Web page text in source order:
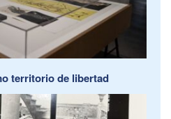
territorio de libertad